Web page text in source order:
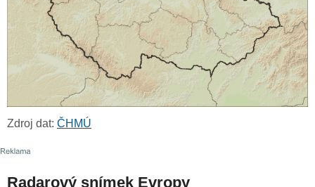
Zdroj dat: ČHMÚ
Radarový snímek Evropy